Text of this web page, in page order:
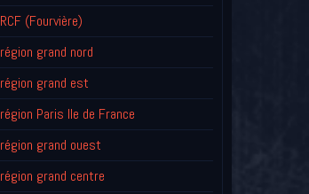
RCF (Fourvière)
région grand nord
région grand est
région Paris Ile de France
région grand ouest
région grand centre